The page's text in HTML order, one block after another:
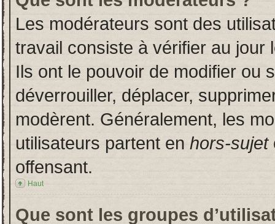
Les modérateurs sont des
travail consiste à vérifier au jour
Ils ont le pouvoir de modifier ou
déverrouiller, déplacer,
modèrent. Généralement, les
utilisateurs partent en hors-sujet
offensant.
Haut
Que sont les groupes